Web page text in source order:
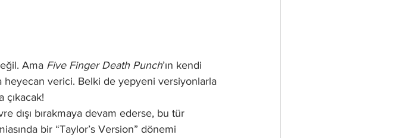
Ama Five Finger Death Punch’ın kendi
heyecan verici. Belki de yepyeni versiyonlarla
çıkacak!
dışı bırakmaya devam ederse, bu tür
bir “Taylor’s Version” dönemi